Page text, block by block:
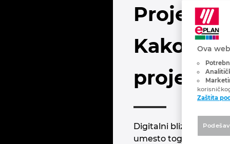
Kako
Digitalni blizanac: Da
umesto toga kao
Ova
Zaštita